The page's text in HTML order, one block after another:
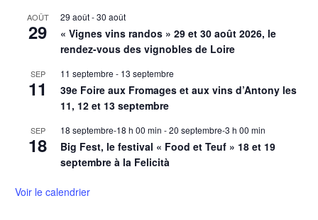
AOÛT
29
29 août-30 août
« Vignes vins randos » 29 et 30 août 2026, le
rendez-vous des vignobles de Loire
SEP
11
11 septembre - 13 septembre
39e Foire aux Fromages et aux vins d’Antony les
11, 12 et 13 septembre
SEP
18
18 septembre-18 h 00 min -20 septembre-3 h 00 min
Big Fest, le festival « Food et Teuf » 18 et 19
septembre à la Felicità
Voir le calendrier